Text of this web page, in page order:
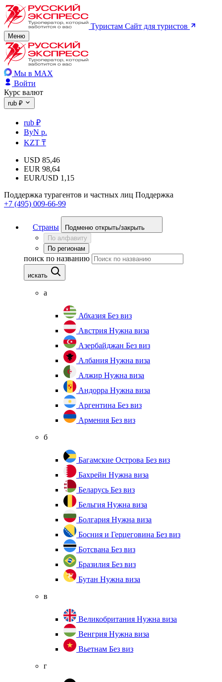
Туристам Сайт для туристов
Меню
Мы в MAX
Войти
Курс валют
rub ₽
rub ₽
ByN р.
KZT ₸
USD 85,46
EUR 98,64
EUR/USD 1,15
Поддержка турагентов и частных лиц Поддержка
+7 (495) 009-66-99
Страны
Подменю открыть/закрыть
По алфавиту
По регионам
поиск по названию
искать
а
Абхазия Без виз
Австрия Нужна виза
Азербайджан Без виз
Албания Нужна виза
Алжир Нужна виза
Андорра Нужна виза
Аргентина Без виз
Армения Без виз
б
Багамские Острова Без виз
Бахрейн Нужна виза
Беларусь Без виз
Бельгия Нужна виза
Болгария Нужна виза
Босния и Герцеговина Без виз
Ботсвана Без виз
Бразилия Без виз
Бутан Нужна виза
в
Великобритания Нужна виза
Венгрия Нужна виза
Вьетнам Без виз
г